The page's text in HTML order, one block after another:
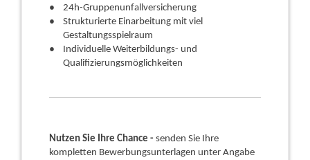
24h-Gruppenunfallversicherung
Strukturierte Einarbeitung mit viel
Gestaltungsspielraum
Individuelle Weiterbildungs- und
Qualifizierungsmöglichkeiten
Nutzen Sie Ihre Chance - senden Sie Ihre
kompletten Bewerbungsunterlagen unter Angabe